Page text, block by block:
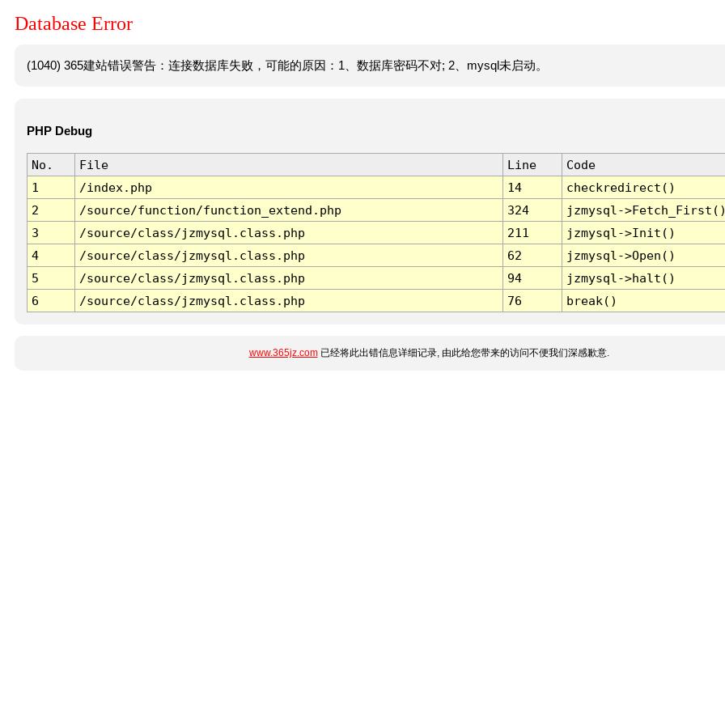
Database Error
(1040) 365建站错误警告：连接数据库失败，可能的原因：1、数据库密码不对; 2、mysql未启动。
PHP Debug
No. File Line
Code
1
/index.php 14
checkredirect()
2
/source/function/function_extend.php 324
jzmysql-
3
/source/class/jzmysql.class.php 211
jzmysql->Init()
4
/source/class/jzmysql.class.php 62
jzmysql->Open()
5
/source/class/jzmysql.class.php 94
jzmysql->halt()
6
/source/class/jzmysql.class.php 76 break()
www.365jz.com已经将此出错信息详细记录, 由此给您带来的访问不便我们深感歉意.